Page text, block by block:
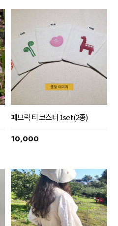
패브릭 티 코스터 1set(2종)
10,000